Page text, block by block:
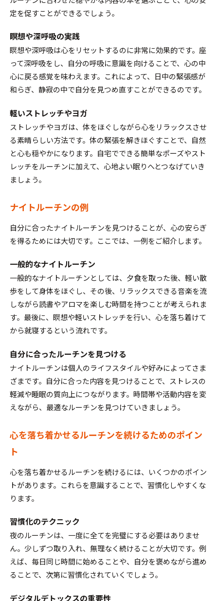
定を促すことができるでしょう。
瞑想や深呼吸の実践
瞑想や深呼吸は心をリセットするのに非常に効果的です。座
って深呼吸をし、自分の呼吸に意識を向けることで、心の中
心に戻る感覚を味わえます。これによって、日中の緊張感が
和らぎ、静寂の中で自分を見つめ直すことができるのです。
軽いストレッチやヨガ
ストレッチやヨガは、体をほぐしながら心をリラックスさせ
る素晴らしい方法です。体の緊張を解きほぐすことで、自然
と心も穏やかになります。自宅でできる簡単なポーズやスト
レッチをルーチンに加えて、心地よい眠りへとつなげていき
ましょう。
ナイトルーチンの例
自分に合ったナイトルーチンを見つけることが、心の安らぎ
を得るためには大切です。ここでは、一例をご紹介します。
一般的なナイトルーチン
一般的なナイトルーチンとしては、夕食を取った後、軽い散
歩をして身体をほぐし、その後、リラックスできる音楽を流
しながら読書やアロマを楽しむ時間を持つことが考えられま
す。最後に、瞑想や軽いストレッチを行い、心を落ち着けて
から就寝するという流れです。
自分に合ったルーチンを見つける
ナイトルーチンは個人のライフスタイルや好みによってさま
ざまです。自分に合った内容を見つけることで、ストレスの
軽減や睡眠の質向上につながります。時間帯や活動内容を変
えながら、最適なルーチンを見つけていきましょう。
心を落ち着かせるルーチンを続けるためのポイン
ト
心を落ち着かせるルーチンを続けるには、いくつかのポイン
トがあります。これらを意識することで、習慣化しやすくな
ります。
習慣化のテクニック
夜のルーチンは、一度に全てを完璧にする必要はありませ
ん。少しずつ取り入れ、無理なく続けることが大切です。例
えば、毎日同じ時間に始めることや、自分を褒めながら進め
ることで、次第に習慣化されていくでしょう。
デジタルデトックスの重要性